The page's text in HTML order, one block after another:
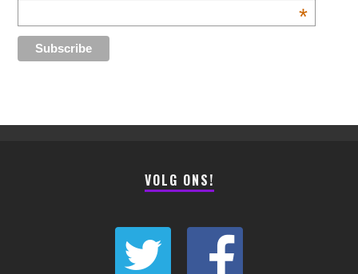
*
VOLG ONS!